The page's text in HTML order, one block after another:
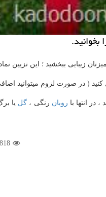
زیبایی ببخشید ؛ این تزیین
( در صورت لزوم میتوانید
در انتها با روبان رنگی ، گل یا